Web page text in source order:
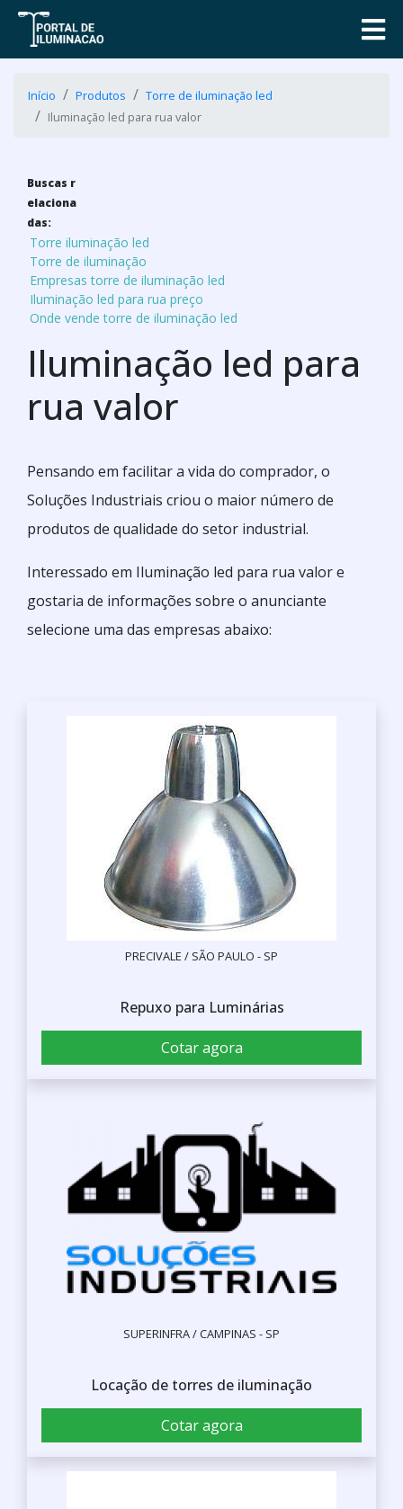
Início Produtos
Torre de iluminação led
Iluminação led para rua valor
Buscas r
elaciona
das:
Torre iluminação led
Torre de iluminação
Empresas torre de iluminação led
Iluminação led para rua preço
Onde vende torre de iluminação led
Iluminação led para
rua valor
Pensando em facilitar a vida do comprador, o
Soluções Industriais criou o maior número de
produtos de qualidade do setor industrial.
Interessado em Iluminação led para rua valor e
gostaria de informações sobre o anunciante
selecione uma das empresas abaixo:
PRECIVALE / SÃO PAULO - SP
Repuxo para Luminárias
Cotar agora
SUPERINFRA / CAMPINAS - SP
Locação de torres de iluminação
Cotar agora